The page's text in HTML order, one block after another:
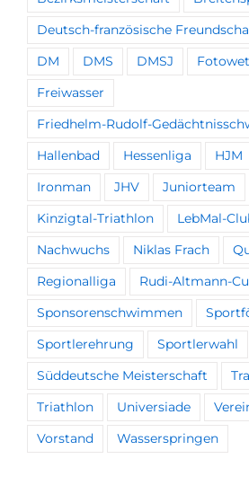
Deutsch-französische
DM DMS DMSJ
Freiwasser
Friedhelm-Rudolf-
Hallenbad Hessenliga HJM
Ironman JHV Juniorteam
Kinzigtal-Triathlon LebMal-
Nachwuchs Niklas Frach
Regionalliga Rudi-Altmann-
Sponsorenschwimmen
Sportlerehrung Sportlerwahl
Süddeutsche Meisterschaft
Triathlon Universiade
Vorstand Wasserspringen